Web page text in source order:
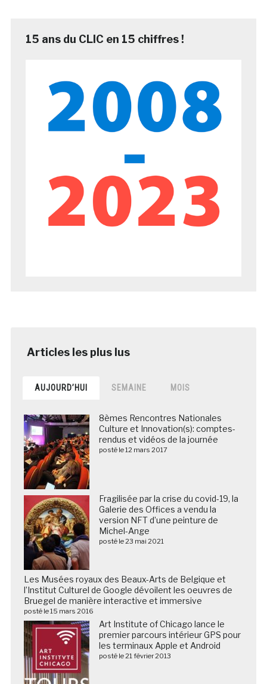
15 ans du CLIC en 15 chiffres !
AUJOURD’HUI SEMAINE MOIS
8èmes Rencontres Nationales
Culture et Innovation(s): comptes-
rendus et vidéos de la journée
posté le 12 mars 2017
Fragilisée par la crise du covid-19, la
Galerie des Offices a vendu la
version NFT d’une peinture de
Michel-Ange
posté le 23 mai 2021
Les Musées royaux des Beaux-Arts de Belgique et
l’Institut Culturel de Google dévoilent les oeuvres de
Bruegel de manière interactive et immersive
posté le 15 mars 2016
Art Institute of Chicago lance le
premier parcours intérieur GPS pour
les terminaux Apple et Android
posté le 21 février 2013